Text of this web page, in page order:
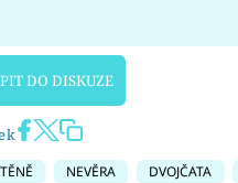
DO DISKUZE
NEVĚRA DVOJČATA